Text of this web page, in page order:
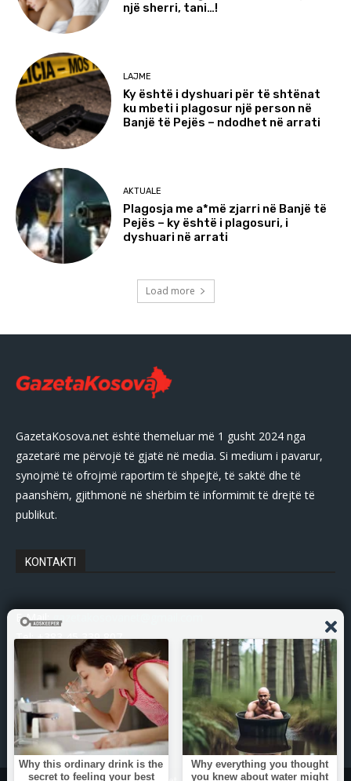
një sherri, tani…!
LAJME
Ky është i dyshuari për të shtënat
ku mbeti i plagosur një person në
Banjë të Pejës – ndodhet në arrati
AKTUALE
Plagosja me a*më zjarri në Banjë të
Pejës – ky është i plagosuri, i
dyshuari në arrati
Load more
GazetaKosova.net është themeluar më 1 gusht 2024 nga
gazetarë me përvojë të gjatë në media. Si medium i pavarur,
synojmë të ofrojmë raportim të shpejtë, të saktë dhe të
paanshëm, gjithmonë në shërbim të informimit të drejtë të
publikut.
KONTAKTI
E-Mail:gazetakosovanet@gmail.com
Tel: +383 45 339 807